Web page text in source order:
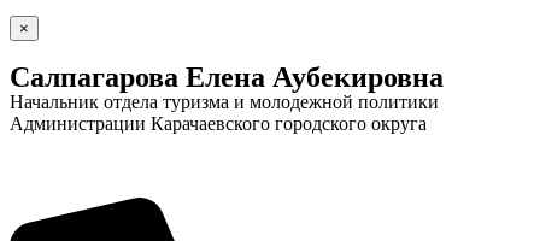
×
Салпагарова Елена Аубекировна
Начальник отдела туризма и молодежной политики
Администрации Карачаевского городского округа